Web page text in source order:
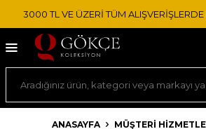
3000 TL VE ÜZERİ TÜM ALIŞVERİŞLERDE
ANASAYFA MÜŞTERI